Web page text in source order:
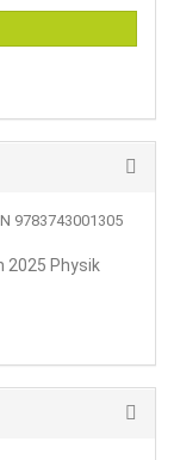
2025 Physik